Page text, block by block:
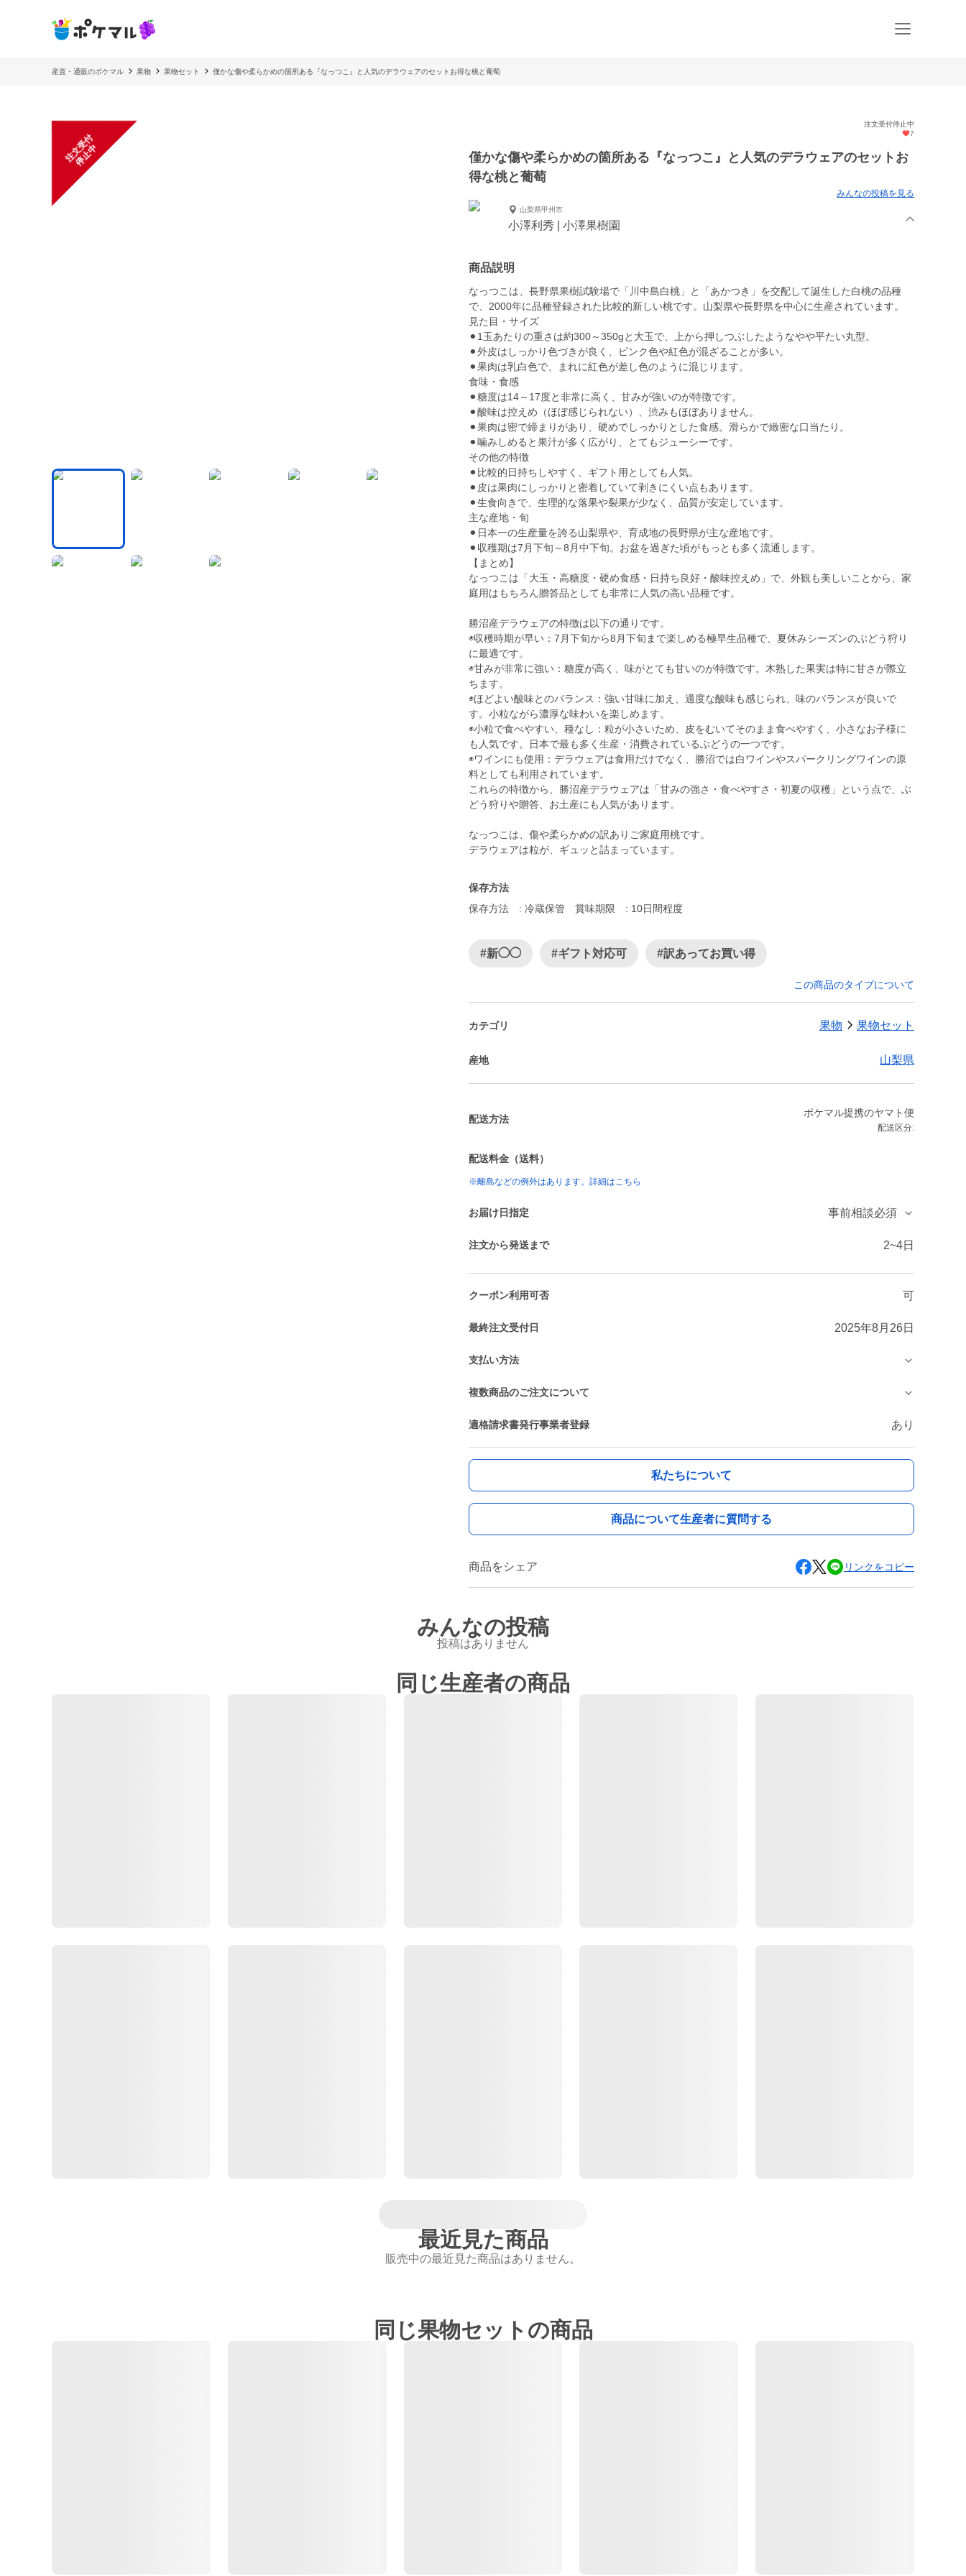
産直・通販のポケマル 果物 果物セット 僅かな傷や柔らかめの箇所ある『なっつこ』と人気のデラウェアのセットお得な桃と葡萄
注
文
受
付
停
止
中
注文受付停止中
7
僅かな傷や柔らかめの箇所ある『なっつこ』と人気のデラウェアのセットお
得な桃と葡萄
みんなの投稿を見る
山梨県甲州市
小澤利秀 | 小澤果樹園
商品説明
なっつこは、長野県果樹試験場で「川中島白桃」と「あかつき」を交配して誕生した白桃の品種
で、2000年に品種登録された比較的新しい桃です。山梨県や長野県を中心に生産されています。
見た目・サイズ
⚫︎1玉あたりの重さは約300～350gと大玉で、上から押しつぶしたようなやや平たい丸型。
⚫︎外皮はしっかり色づきが良く、ピンク色や紅色が混ざることが多い。
⚫︎果肉は乳白色で、まれに紅色が差し色のように混じります。
食味・食感
⚫︎糖度は14～17度と非常に高く、甘みが強いのが特徴です。
⚫︎酸味は控えめ（ほぼ感じられない）、渋みもほぼありません。
⚫︎果肉は密で締まりがあり、硬めでしっかりとした食感。滑らかで緻密な口当たり。
⚫︎噛みしめると果汁が多く広がり、とてもジューシーです。
その他の特徴
⚫︎比較的日持ちしやすく、ギフト用としても人気。
⚫︎皮は果肉にしっかりと密着していて剥きにくい点もあります。
⚫︎生食向きで、生理的な落果や裂果が少なく、品質が安定しています。
主な産地・旬
⚫︎日本一の生産量を誇る山梨県や、育成地の長野県が主な産地です。
⚫︎収穫期は7月下旬～8月中下旬。お盆を過ぎた頃がもっとも多く流通します。
【まとめ】
なっつこは「大玉・高糖度・硬め食感・日持ち良好・酸味控えめ」で、外観も美しいことから、家
庭用はもちろん贈答品としても非常に人気の高い品種です。
勝沼産デラウェアの特徴は以下の通りです。
◉収穫時期が早い：7月下旬から8月下旬まで楽しめる極早生品種で、夏休みシーズンのぶどう狩り
に最適です。
◉甘みが非常に強い：糖度が高く、味がとても甘いのが特徴です。木熟した果実は特に甘さが際立
ちます。
◉ほどよい酸味とのバランス：強い甘味に加え、適度な酸味も感じられ、味のバランスが良いで
す。小粒ながら濃厚な味わいを楽しめます。
◉小粒で食べやすい、種なし：粒が小さいため、皮をむいてそのまま食べやすく、小さなお子様に
も人気です。日本で最も多く生産・消費されているぶどうの一つです。
◉ワインにも使用：デラウェアは食用だけでなく、勝沼では白ワインやスパークリングワインの原
料としても利用されています。
これらの特徴から、勝沼産デラウェアは「甘みの強さ・食べやすさ・初夏の収穫」という点で、ぶ
どう狩りや贈答、お土産にも人気があります。
なっつこは、傷や柔らかめの訳ありご家庭用桃です。
保存方法
保存方法 : 冷蔵保管 賞味期限 : 10日間程度
#新◯◯ #ギフト対応可 #訳あってお買い得
この商品のタイプについて
カテゴリ 果物 果物セット
産地 山梨県
配送方法
ポケマル提携のヤマト便
配送区分:
配送料金（送料）
※離島などの例外はあります。詳細はこちら
お届け日指定 事前相談必須
注文から発送まで 2~4日
クーポン利用可否 可
最終注文受付日 2025年8月26日
支払い方法
複数商品のご注文について
適格請求書発行事業者登録 あり
私たちについて
商品について生産者に質問する
商品をシェア リンクをコピー
みんなの投稿
投稿はありません
同じ生産者の商品
最近見た商品
販売中の最近見た商品はありません。
同じ果物セットの商品